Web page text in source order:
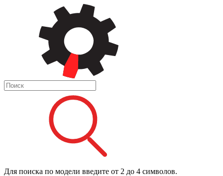
Для поиска по модели введите от 2 до 4 символов.